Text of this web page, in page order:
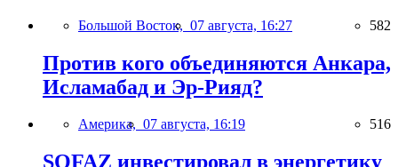
Большой Восток, 07 августа, 16:27 582
Против кого объединяются Анкара,
Исламабад и Эр-Рияд?
Америка, 07 августа, 16:19 516
SOFAZ инвестировал в энергетику